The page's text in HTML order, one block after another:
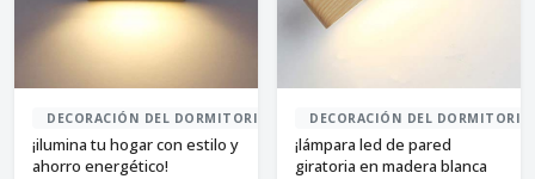
DECORACIÓN DEL DORMITORIO
¡ilumina tu hogar con estilo y
ahorro energético!
DECORACIÓN DEL DORMITORIO
¡lámpara led de pared
giratoria en madera blanca